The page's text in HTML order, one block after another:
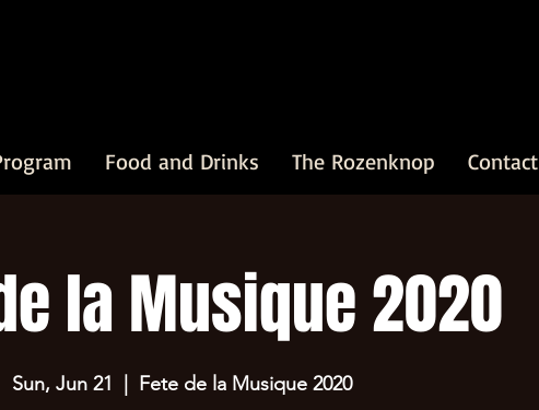
Food and Drinks The Rozenknop Contact
la Musique 2020
Sun, Jun 21 Fete de la Musique 2020